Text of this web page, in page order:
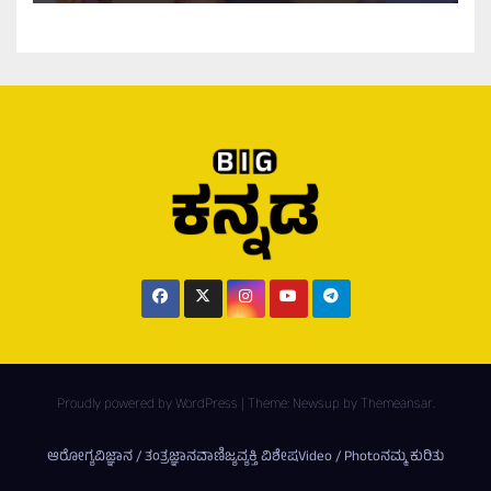
Proudly powered by WordPress | Theme:Newsup byThemeansar.
ಆರೋಗ್ಯವಿಜ್ಞಾನ / ತಂತ್ರಜ್ಞಾನವಾಣಿಜ್ಯವ್ಯಕ್ತಿ ವಿಶೇಷVideo / Photoನಮ್ಮ ಕುರಿತು